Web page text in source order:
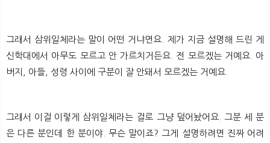
그래서 삼위일체라는 말이 어떤 거냐면요. 제가 지금 설명해 드린 게
신학대에서 아무도 모르고 안 가르치거든요. 전 모르겠는 거예요. 아
버지, 아들, 성령 사이에 구분이 잘 안돼서 모르겠는 거예요.
그래서 이걸 이렇게 삼위일체라는 걸로 그냥 덮어놨어요. 그분 세 분
은 다른 분인데 한 분이야. 무슨 말이죠? 그게 설명하려면 진짜 어려